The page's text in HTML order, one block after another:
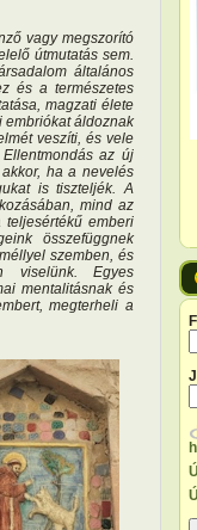
vagy megszorító
útmutatás sem.
általános
és a természetes
magzati élete
embriókat áldoznak
veszíti, és vele
az új
ha a nevelés
is tiszteljék. A
mind az
emberi
összefüggnek
szemben, és
viselünk. Egyes
mentalitásnak és
megterheli a